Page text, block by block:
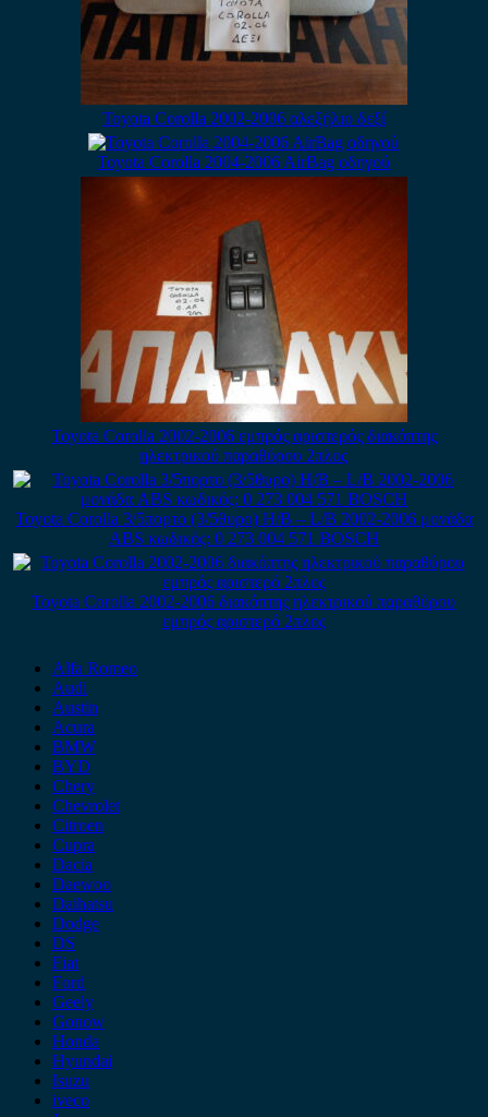
Toyota Corolla 2002-2006 αλεξήλιο δεξί
Toyota Corolla 2004-2006 AirBag οδηγού
Toyota Corolla 2002-2006 εμπρός αριστερός διακόπτης
ηλεκτρικού παραθύρου 2πλος
Toyota Corolla 3/5πορτο (3/5θυρο) H/B – L/B 2002-2006 μονάδα
ABS κωδικός: 0 273 004 571 BOSCH
Toyota Corolla 2002-2006 διακόπτης ηλεκτρικού παραθύρου
εμπρός αριστερό 2πλος
Alfa Romeo
Audi
Austin
Acura
BMW
BYD
Chery
Chevrolet
Citroen
Cupra
Dacia
Daewoo
Daihatsu
Dodge
DS
Fiat
Ford
Geely
Gonow
Honda
Hyundai
Isuzu
iveco